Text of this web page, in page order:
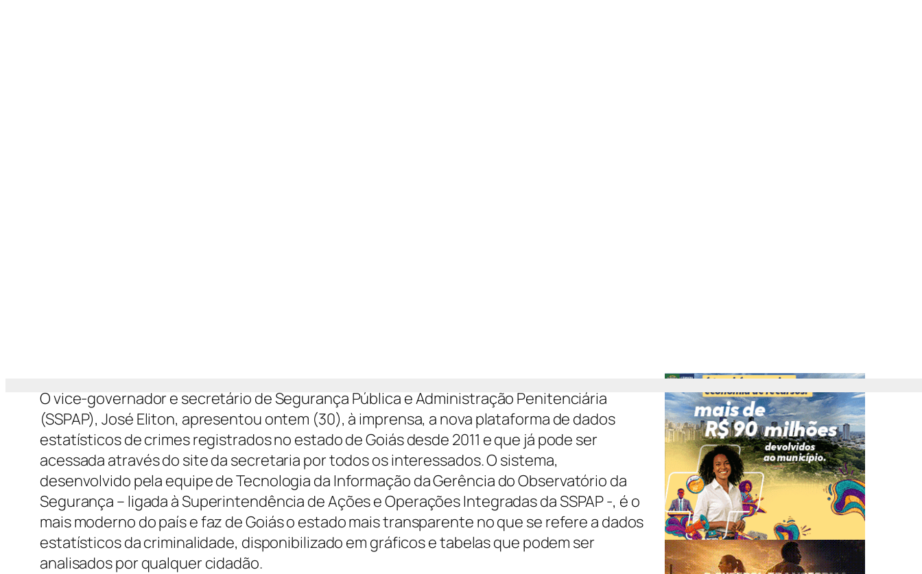
O vice-governador e secretário de Segurança Pública e Administração Penitenciária
(SSPAP), José Eliton, apresentou ontem (30), à imprensa, a nova plataforma de dados
estatísticos de crimes registrados no estado de Goiás desde 2011 e que já pode ser
acessada através do site da secretaria por todos os interessados. O sistema,
desenvolvido pela equipe de Tecnologia da Informação da Gerência do Observatório da
Segurança – ligada à Superintendência de Ações e Operações Integradas da SSPAP -, é o
mais moderno do país e faz de Goiás o estado mais transparente no que se refere a dados
estatísticos da criminalidade, disponibilizado em gráficos e tabelas que podem ser
analisados por qualquer cidadão.